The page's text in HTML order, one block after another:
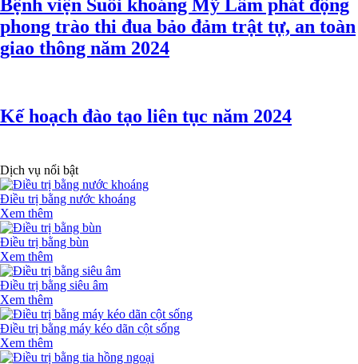
Bệnh viện Suối khoáng Mỹ Lâm phát động
phong trào thi đua bảo đảm trật tự, an toàn
giao thông năm 2024
Kế hoạch đào tạo liên tục năm 2024
Dịch vụ nổi bật
Điều trị bằng nước khoáng
Xem thêm
Điều trị bằng bùn
Xem thêm
Điều trị bằng siêu âm
Xem thêm
Điều trị bằng máy kéo dãn cột sống
Xem thêm